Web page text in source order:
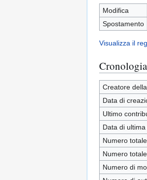
Modifica
Spostamento
Visualizza il
Creatore
Data di
Ultimo
Data di
Numero
Numero
Numero di